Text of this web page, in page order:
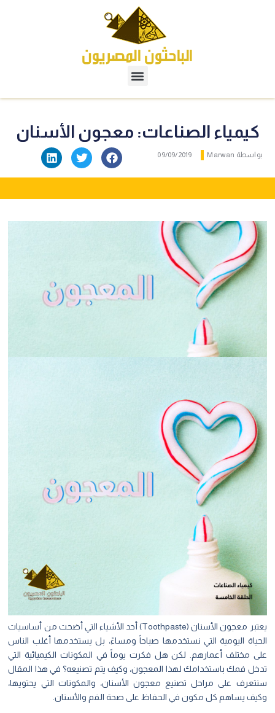
كيمياء الصناعات: معجون الأسنان
Marwan
09/09/2019
يعتبر معجون الأسنان (Toothpaste) أحد الأشياء التي أضحت من أساسيات
اليومية التي نستخدمها صباحاً ومساءً، بل يستخدمها أغلب الناس
مختلف أعمارهم. لكن هل فكرت يوماً في المكونات الكيميائية التي
فمك باستخدامك لهذا المعجون، وكيف يتم تصنيعه؟ في هذا المقال
على مراحل تصنيع معجون الأسنان، والمكونات التي يحتويها،
يساهم كل مكون في الحفاظ على صحة الفم والأسنان.